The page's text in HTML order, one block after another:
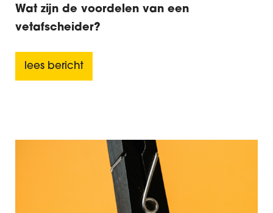
Wat zijn de voordelen van een
vetafscheider?
lees bericht